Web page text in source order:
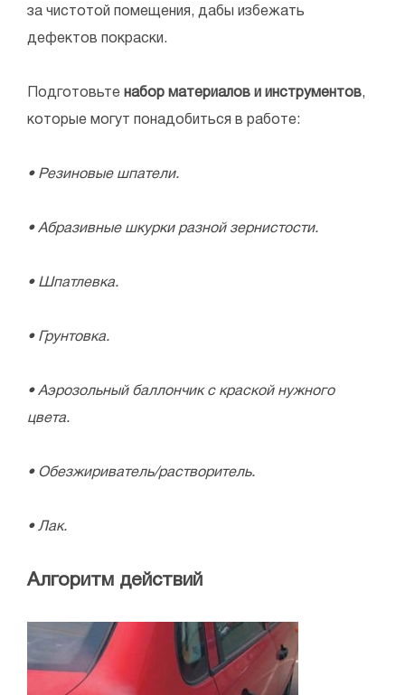
за чистотой помещения, дабы избежать
дефектов покраски.
Подготовьте набор материалов и инструментов,
которые могут понадобиться в работе:
• Резиновые шпатели.
• Абразивные шкурки разной зернистости.
• Шпатлевка.
• Грунтовка.
• Аэрозольный баллончик с краской нужного
цвета.
• Обезжириватель/растворитель.
• Лак.
Алгоритм действий